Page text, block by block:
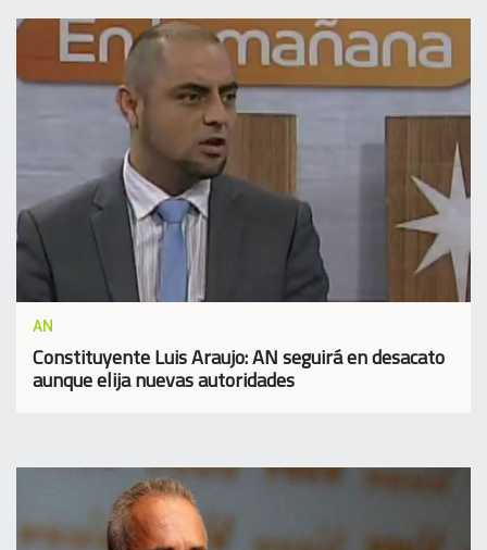
AN
Constituyente Luis Araujo: AN seguirá en desacato
aunque elija nuevas autoridades